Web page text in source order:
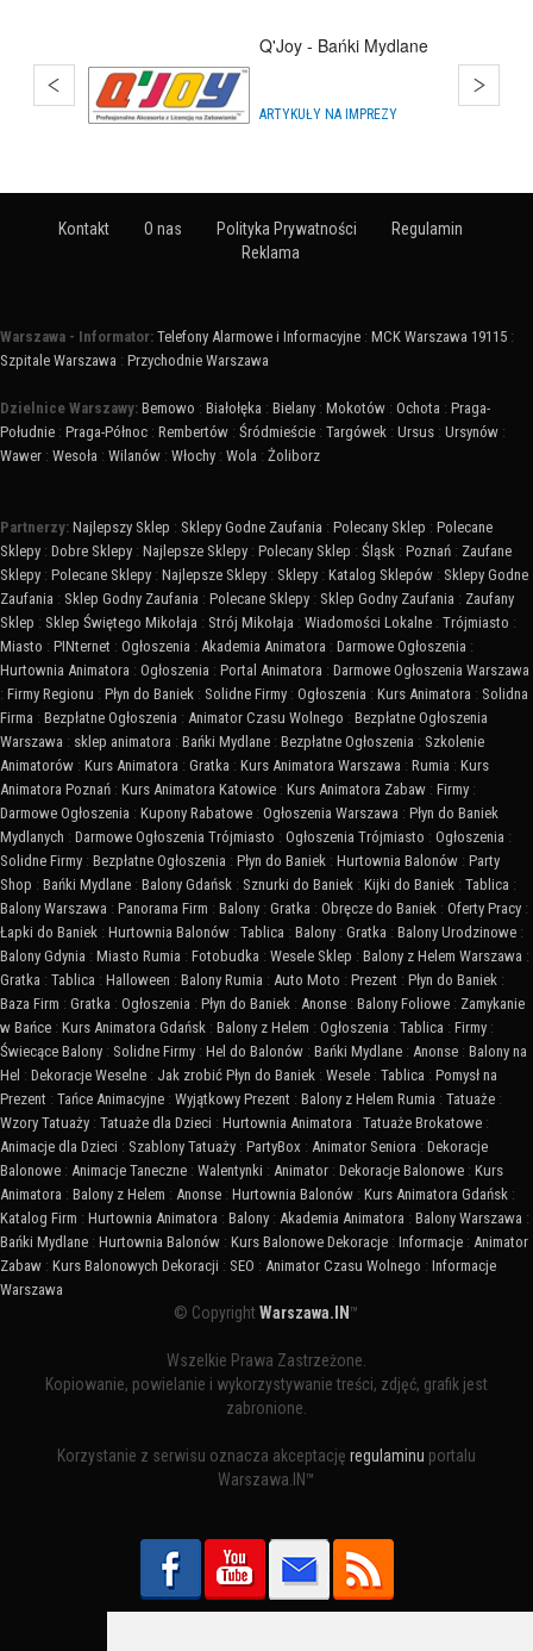
Hurtownia Balonów
HURTOWNIE
Kontakt O nas Polityka Prywatności
Regulamin
Reklama
Warszawa - Informator: Telefony Alarmowe i Informacyjne : MCK Warszawa 19115 :
Szpitale Warszawa : Przychodnie Warszawa
Dzielnice Warszawy: Bemowo : Białołęka : Bielany : Mokotów : Ochota : Praga-
Południe : Praga-Północ : Rembertów : Śródmieście : Targówek : Ursus : Ursynów :
Wawer : Wesoła : Wilanów : Włochy : Wola : Żoliborz
Partnerzy: Najlepszy Sklep : Sklepy Godne Zaufania : Polecany Sklep : Polecane
Sklepy : Dobre Sklepy : Najlepsze Sklepy : Polecany Sklep : Śląsk : Poznań : Zaufane
Sklepy : Polecane Sklepy : Najlepsze Sklepy : Sklepy : Katalog Sklepów : Sklepy Godne
Zaufania : Sklep Godny Zaufania : Polecane Sklepy : Sklep Godny Zaufania : Zaufany
Sklep : Sklep Świętego Mikołaja : Strój Mikołaja : Wiadomości Lokalne : Trójmiasto :
Miasto : PINternet : Ogłoszenia : Akademia Animatora : Darmowe Ogłoszenia :
Hurtownia Animatora : Ogłoszenia : Portal Animatora : Darmowe Ogłoszenia Warszawa
: Firmy Regionu : Płyn do Baniek : Solidne Firmy : Ogłoszenia : Kurs Animatora : Solidna
Firma : Bezpłatne Ogłoszenia : Animator Czasu Wolnego : Bezpłatne Ogłoszenia
Warszawa : sklep animatora : Bańki Mydlane : Bezpłatne Ogłoszenia : Szkolenie
Animatorów : Kurs Animatora : Gratka : Kurs Animatora Warszawa : Rumia : Kurs
Animatora Poznań : Kurs Animatora Katowice : Kurs Animatora Zabaw : Firmy :
Darmowe Ogłoszenia : Kupony Rabatowe : Ogłoszenia Warszawa : Płyn do Baniek
Mydlanych : Darmowe Ogłoszenia Trójmiasto : Ogłoszenia Trójmiasto : Ogłoszenia :
Solidne Firmy : Bezpłatne Ogłoszenia : Płyn do Baniek : Hurtownia Balonów : Party
Shop : Bańki Mydlane : Balony Gdańsk : Sznurki do Baniek : Kijki do Baniek : Tablica :
Balony Warszawa : Panorama Firm : Balony : Gratka : Obręcze do Baniek : Oferty Pracy :
Łapki do Baniek : Hurtownia Balonów : Tablica : Balony : Gratka : Balony Urodzinowe :
Balony Gdynia : Miasto Rumia : Fotobudka : Wesele Sklep : Balony z Helem Warszawa :
Gratka : Tablica : Halloween : Balony Rumia : Auto Moto : Prezent : Płyn do Baniek :
Baza Firm : Gratka : Ogłoszenia : Płyn do Baniek : Anonse : Balony Foliowe : Zamykanie
w Bańce : Kurs Animatora Gdańsk : Balony z Helem : Ogłoszenia : Tablica : Firmy :
Świecące Balony : Solidne Firmy : Hel do Balonów : Bańki Mydlane : Anonse : Balony na
Hel : Dekoracje Weselne : Jak zrobić Płyn do Baniek : Wesele : Tablica : Pomysł na
Prezent : Tańce Animacyjne : Wyjątkowy Prezent : Balony z Helem Rumia : Tatuaże :
Wzory Tatuaży : Tatuaże dla Dzieci : Hurtownia Animatora : Tatuaże Brokatowe :
Animacje dla Dzieci : Szablony Tatuaży : PartyBox : Animator Seniora : Dekoracje
Balonowe : Animacje Taneczne : Walentynki : Animator : Dekoracje Balonowe : Kurs
Animatora : Balony z Helem : Anonse : Hurtownia Balonów : Kurs Animatora Gdańsk :
Katalog Firm : Hurtownia Animatora : Balony : Akademia Animatora : Balony Warszawa :
Bańki Mydlane : Hurtownia Balonów : Kurs Balonowe Dekoracje : Informacje : Animator
Zabaw : Kurs Balonowych Dekoracji : SEO : Animator Czasu Wolnego : Informacje
Warszawa
© CopyrightWarszawa.IN ™
Wszelkie Prawa Zastrzeżone.
Kopiowanie, powielanie i wykorzystywanie treści, zdjęć, grafik jest
zabronione.
Korzystanie z serwisu oznacza akceptację regulaminu portalu
Warszawa.IN™